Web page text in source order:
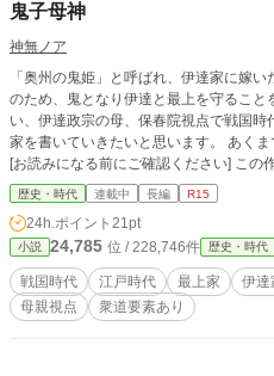
鬼子母神
神無ノア
「奥州の鬼姫」と呼ばれ、伊達家に嫁
のため、鬼となり伊達と最上を守ることを決めた。 普段はか
い、伊達政宗の母、保春院視点で戦国
家を書いていきたいと思います。 あくまで筆者の考えが反映されております。
[お読みになる前にご確認ください] この
者に帰属します。当作品の一部または全
貸・配布・配信・販売することを禁じます。 中文：这篇小说的作者是神
禁止私自转载、加工、翻译. 英文：The author of this novel is Noa Kannna. It is f
orbidden to copy, process and translate
歴史・時代 連載中 長編 R15
24h.ポイント 21pt
小説 24,785 位 / 228,746件 歴史・時代
戦国時代 江戸時代 最上家 伊達
母親視点
衆道要素あり